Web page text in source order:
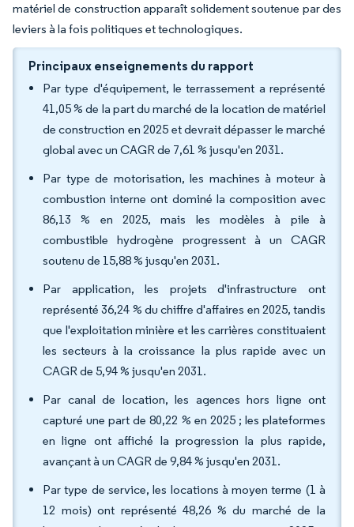
matériel de construction apparaît solidement soutenue par des
leviers à la fois politiques et technologiques.
Principaux enseignements du rapport
Par type d'équipement, le terrassement a représenté
41,05 % de la part du marché de la location de matériel
de construction en 2025 et devrait dépasser le marché
global avec un CAGR de 7,61 % jusqu'en 2031.
Par type de motorisation, les machines à moteur à
combustion interne ont dominé la composition avec
86,13 % en 2025, mais les modèles à pile à
combustible hydrogène progressent à un CAGR
soutenu de 15,88 % jusqu'en 2031.
Par application, les projets d'infrastructure ont
représenté 36,24 % du chiffre d'affaires en 2025, tandis
que l'exploitation minière et les carrières constituaient
les secteurs à la croissance la plus rapide avec un
CAGR de 5,94 % jusqu'en 2031.
Par canal de location, les agences hors ligne ont
capturé une part de 80,22 % en 2025 ; les plateformes
en ligne ont affiché la progression la plus rapide,
avançant à un CAGR de 9,84 % jusqu'en 2031.
Par type de service, les locations à moyen terme (1 à
12 mois) ont représenté 48,26 % du marché de la